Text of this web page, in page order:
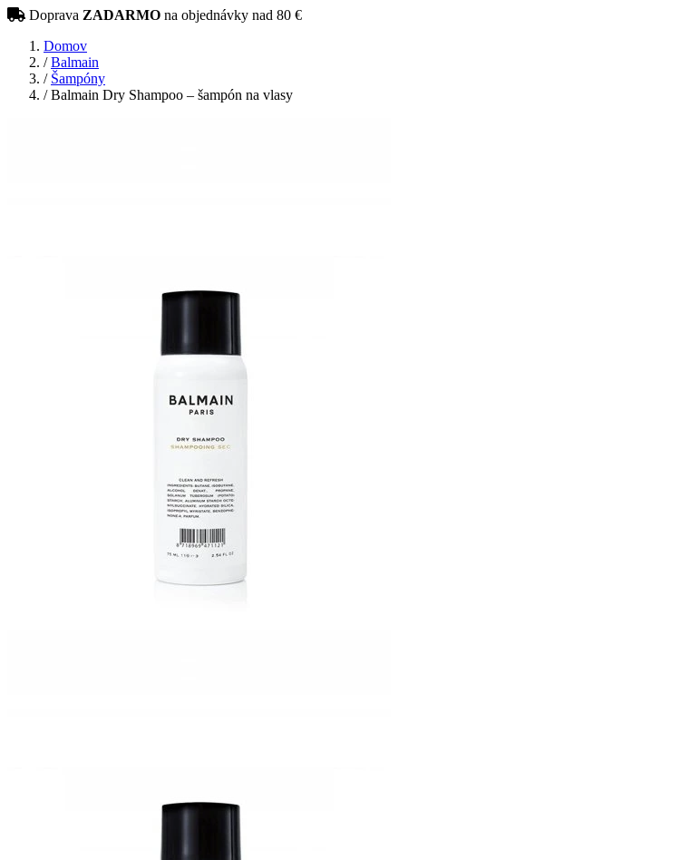
Doprava ZADARMO na objednávky nad 80 €
Domov
/ Balmain
/ Šampóny
/Balmain Dry Shampoo – šampón na vlasy